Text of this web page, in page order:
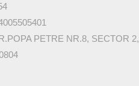
PETRE NR.8, SECTOR 2,